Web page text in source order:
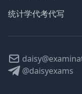
统计学代考代写
@daisyexams